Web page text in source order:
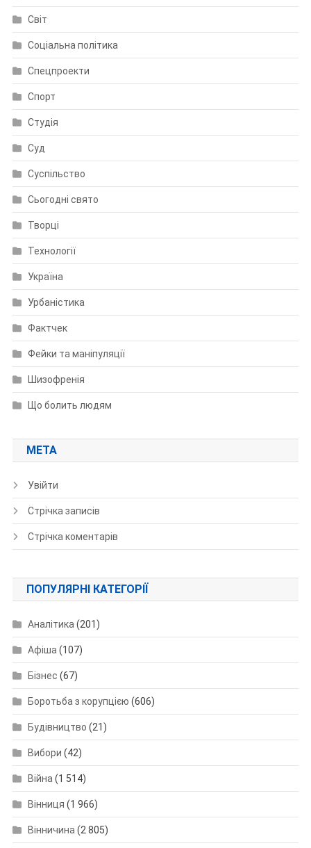
Світ
Соціальна політика
Спецпроекти
Спорт
Студія
Суд
Суспільство
Сьогодні свято
Творці
Технології
Україна
Урбаністика
Фактчек
Фейки та маніпуляції
Шизофренія
Що болить людям
МЕТА
Увійти
Стрічка записів
Стрічка коментарів
ПОПУЛЯРНІ КАТЕГОРІЇ
Аналітика (201)
Афіша (107)
Бізнес (67)
Боротьба з корупцією (606)
Будівництво (21)
Вибори (42)
Війна (1 514)
Вінниця (1 966)
Вінничина (2 805)